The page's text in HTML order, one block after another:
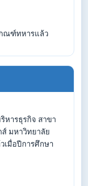
กณฑ์ทหารแล้ว
ารธุรกิจ สาขา
มหาวิทยาลัย
เมื่อปีการศึกษา